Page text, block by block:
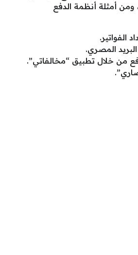
ومن أمثلة أنظمة الدفع
الفواتير.
المصري.
من خلال تطبيق “مخالفاتي”.